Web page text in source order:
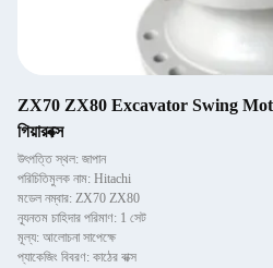
ZX70 ZX80 Excavator Swing
গিয়ারবক্স
উৎপত্তি স্থল: জাপান
পরিচিতিমুলক নাম: Hitachi
মডেল নম্বার: ZX70 ZX80
ন্যূনতম চাহিদার পরিমাণ: 1 সেট
মূল্য: আলোচনা সাপেক্ষে
প্যাকেজিং বিবরণ: কাঠের বাক্স